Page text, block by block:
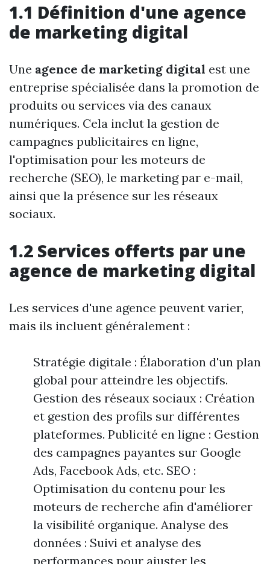
1.1 Définition d'une agence
de marketing digital
Une agence de marketing digital est une
entreprise spécialisée dans la promotion de
produits ou services via des canaux
numériques. Cela inclut la gestion de
campagnes publicitaires en ligne,
l'optimisation pour les moteurs de
recherche (SEO), le marketing par e-mail,
ainsi que la présence sur les réseaux
sociaux.
1.2 Services offerts par une
agence de marketing digital
Les services d'une agence peuvent varier,
mais ils incluent généralement :
Stratégie digitale : Élaboration d'un plan
global pour atteindre les objectifs.
Gestion des réseaux sociaux : Création
et gestion des profils sur différentes
plateformes. Publicité en ligne : Gestion
des campagnes payantes sur Google
Ads, Facebook Ads, etc. SEO :
Optimisation du contenu pour les
moteurs de recherche afin d'améliorer
la visibilité organique. Analyse des
données : Suivi et analyse des
performances pour ajuster les